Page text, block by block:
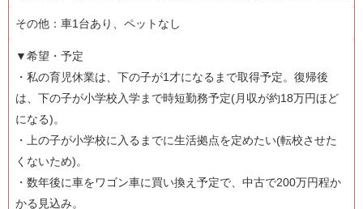
その他：車1台あり、ペットなし
▼希望・予定
・私の育児休業は、下の子が1才になるまで取得予定。復帰後
は、下の子が小学校入学まで時短勤務予定(月収が約18万円ほど
になる)。
・上の子が小学校に入るまでに生活拠点を定めたい(転校させた
くないため)。
・数年後に車をワゴン車に買い換え予定で、中古で200万円程か
かる見込み。